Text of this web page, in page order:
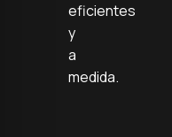
eficientes
y
a
medida.